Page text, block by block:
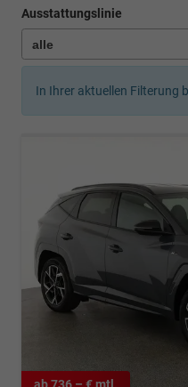
Ausstattungslinie
In Ihrer aktuellen Filterung
ab 736,– € mtl.